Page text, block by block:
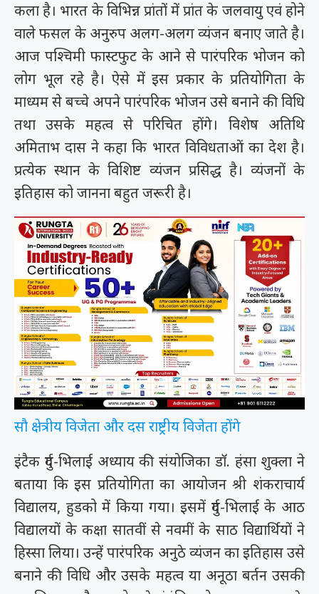
कला है। भारत के विभिन्न प्रांतों में प्रांत के जलवायु एवं होने
वाले फसल के अनुरुप अलग-अलग व्यंजन बनाए जाते है।
आज पश्चिमी फास्टफुट के आने से पारंपरिक भोजन को
लोग भूल रहे है। ऐसे में इस प्रकार के प्रतियोगिता के
माध्यम से बच्चे अपने पारंपरिक भोजन उसे बनाने की विधि
तथा उसके महत्व से परिचित होंगे। विशेष अतिथि
अमिताभ दास ने कहा कि भारत विविधताओं का देश है।
प्रत्येक स्थान के विशिष्ट व्यंजन प्रसिद्ध है। व्यंजनों के
इतिहास को जानना बहुत जरूरी है।
सौ क्षेत्रीय विजेता और दस राष्ट्रीय विजेता होंगे
इंटैक दुर्ग-भिलाई अध्याय की संयोजिका डाॅ. हंसा शुक्ला ने
बताया कि इस प्रतियोगिता का आयोजन श्री शंकराचार्य
विद्यालय, हुडको में किया गया। इसमें दुर्ग-भिलाई के आठ
विद्यालयों के कक्षा सातवीं से नवमीं के साठ विद्यार्थियों ने
हिस्सा लिया। उन्हें पारंपरिक अनुठे व्यंजन का इतिहास उसे
बनाने की विधि और उसके महत्व या अनूठा बर्तन उसकी